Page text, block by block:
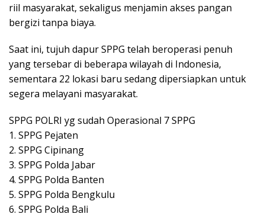
riil masyarakat, sekaligus menjamin akses pangan
bergizi tanpa biaya.
Saat ini, tujuh dapur SPPG telah beroperasi penuh
yang tersebar di beberapa wilayah di Indonesia,
sementara 22 lokasi baru sedang dipersiapkan untuk
segera melayani masyarakat.
SPPG POLRI yg sudah Operasional 7 SPPG
1. SPPG Pejaten
2. SPPG Cipinang
3. SPPG Polda Jabar
4. SPPG Polda Banten
5. SPPG Polda Bengkulu
6. SPPG Polda Bali